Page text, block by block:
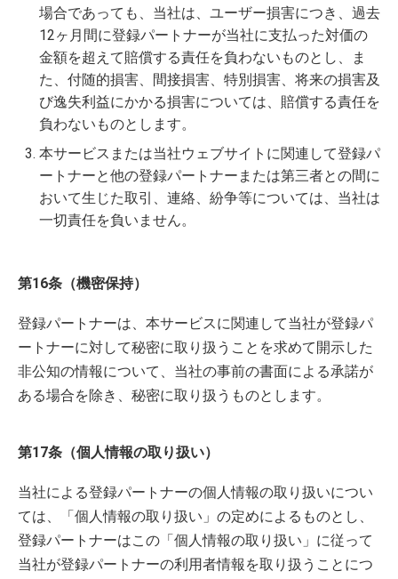
場合であっても、当社は、ユーザー損害につき、過去
12ヶ月間に登録パートナーが当社に支払った対価の
金額を超えて賠償する責任を負わないものとし、ま
た、付随的損害、間接損害、特別損害、将来の損害及
び逸失利益にかかる損害については、賠償する責任を
負わないものとします。
本サービスまたは当社ウェブサイトに関連して登録パ
ートナーと他の登録パートナーまたは第三者との間に
おいて生じた取引、連絡、紛争等については、当社は
一切責任を負いません。
第16条（機密保持）
登録パートナーは、本サービスに関連して当社が登録パ
ートナーに対して秘密に取り扱うことを求めて開示した
非公知の情報について、当社の事前の書面による承諾が
ある場合を除き、秘密に取り扱うものとします。
第17条（個人情報の取り扱い）
当社による登録パートナーの個人情報の取り扱いについ
ては、「個人情報の取り扱い」の定めによるものとし、
登録パートナーはこの「個人情報の取り扱い」に従って
当社が登録パートナーの利用者情報を取り扱うことにつ